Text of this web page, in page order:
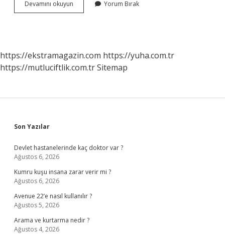
Devamını okuyun
Tipimi
Yorum Bırak
https://ekstramagazin.com https://yuha.com.tr
https://mutluciftlik.com.trSitemap
Sidebar
Son Yazılar
Devlet hastanelerinde kaç doktor var ?
Ağustos 6, 2026
Kumru kuşu insana zarar verir mi ?
Ağustos 6, 2026
Avenue 22’e nasıl kullanılır ?
Ağustos 5, 2026
Arama ve kurtarma nedir ?
Ağustos 4, 2026